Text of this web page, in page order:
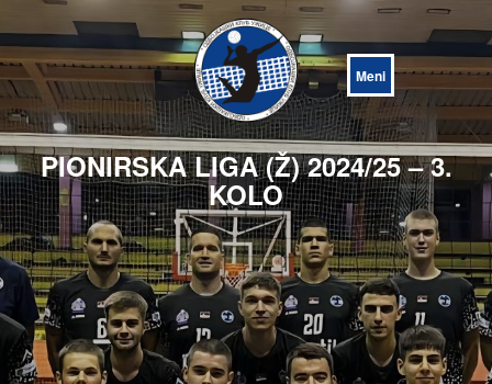
Open
Menu
PIONIRSKA LIGA (Ž) 2024/25 – 3.
KOLO